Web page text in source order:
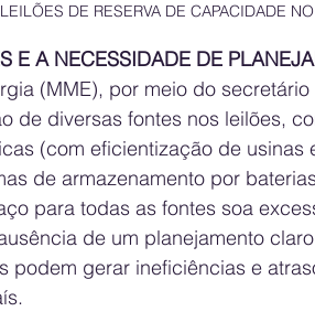
DE RESERVA DE CAPACIDADE
E A NECESSIDADE DE
(MME), por meio do
de diversas fontes nos leilões,
(com eficientização de usinas
de armazenamento por
para todas as fontes soa
de um planejamento
podem gerar ineficiências e